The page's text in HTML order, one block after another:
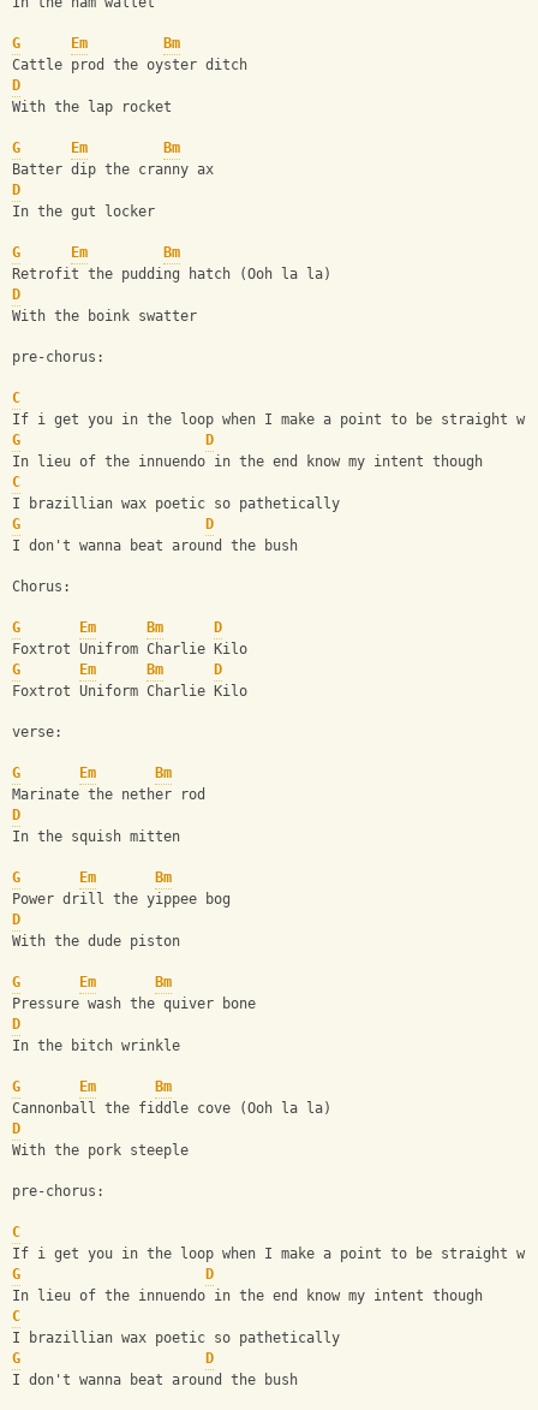
G Em
Bm
Cattle prod the oyster ditch
D
With the lap rocket
G Em
Bm
Batter dip the cranny ax
D
In the gut locker
G Em
Bm
Retrofit the pudding hatch (Ooh la la)
D
With the boink swatter
pre-chorus:
C
If i get you in the loop when I make a point to be straight
G
D
In lieu of the innuendo in the end know my intent though
C
I brazillian wax poetic so pathetically
G
D
I don't wanna beat around the bush
Chorus:
G Em Bm
D
Foxtrot Unifrom Charlie Kilo
G
Em Bm
D
Foxtrot Uniform Charlie Kilo
verse:
G Em
Bm
Marinate the nether rod
D
In the squish mitten
G Em
Bm
Power drill the yippee bog
D
With the dude piston
G Em
Bm
Pressure wash the quiver bone
D
In the bitch wrinkle
G Em
Bm
Cannonball the fiddle cove (Ooh la la)
D
With the pork steeple
pre-chorus:
C
If i get you in the loop when I make a point to be straight
G
D
In lieu of the innuendo in the end know my intent though
C
I brazillian wax poetic so pathetically
G
D
I don't wanna beat around the bush